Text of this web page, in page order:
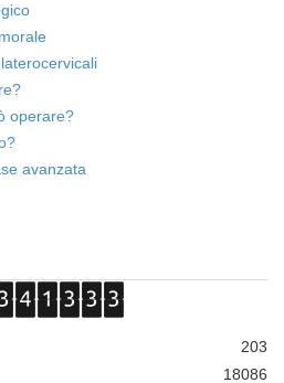
operare?
avanzata
203
18086